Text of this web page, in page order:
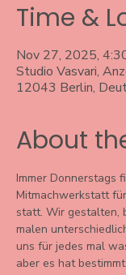
Time &
Nov 27, 2025,
Studio Vasvari,
12043 Berlin,
About
Immer Donnerstags
Mitmachwerkstatt
statt. Wir gestalten,
malen
uns für jedes mal
aber es hat